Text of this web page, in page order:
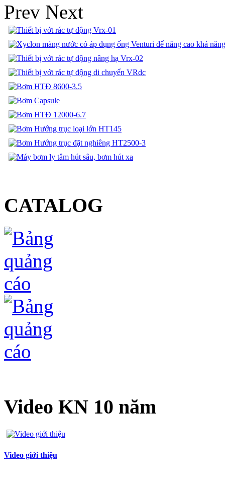
Prev Next
CATALOG
Video KN 10 năm
Video giới thiệu